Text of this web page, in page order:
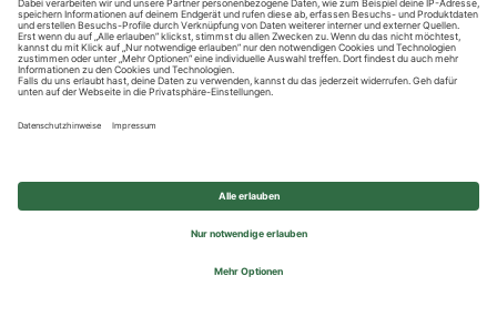
Impressum
Privatsphäre-Einstellungen
© 2026 REWE Group - All rights reserved